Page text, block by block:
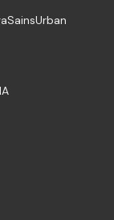
SainsUrban